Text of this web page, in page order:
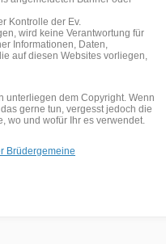
Kontrolle der Ev.
wird keine Verantwortung für
Informationen, Daten,
auf diesen Websites vorliegen,
unterliegen dem Copyright. Wenn
gerne tun, vergesst jedoch die
wo und wofür Ihr es verwendet.
Brüdergemeine